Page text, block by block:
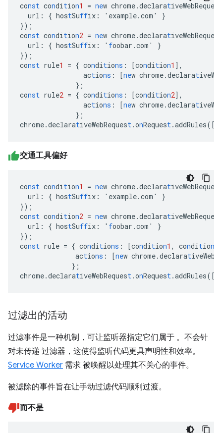
const condition1 = new chrome.declarativeWebReques
url : { hostSuffix : 'example.com'
}
});
const condition2 = new chrome.declarativeWebReques
url : { hostSuffix : ' foobar.com'
}
});
const rule1 = { conditions : [condition1 ],
actions : [new chrome.declarat
} ;
const rule2 = { conditions : [condition2],
actions : [new chrome.declarat
} ;
chrome.declarativeWebRequest .onRequest .addRules( [
交通工具偏好
const condition1 = new chrome.declarativeWebReques
url : { hostSuffix : 'example.com'
}
});
const condition2 = new chrome.declarativeWebReques
url : { hostSuffix : ' foobar.com'
}
});
const rule = { conditions : [condition1 , condition
actions : [new chrome.declarat
} ;
chrome.declarativeWebRequest .onRequest .addRules( [
过滤出的活动
过滤事件是一种机制，可让监听器指定它们属于 。不会针
对未传递 过滤器，这使得监听代码更具声明性和效率。
Service Worker 需求 被唤醒以处理其不关心的事件。
被滤除的事件旨在让手动过滤代码顺利过渡。
而不是